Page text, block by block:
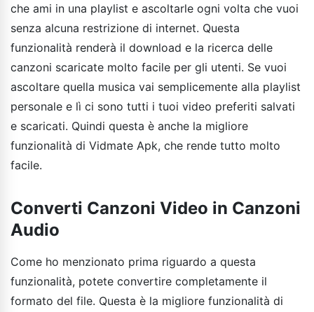
che ami in una playlist e ascoltarle ogni volta che vuoi
senza alcuna restrizione di internet. Questa
funzionalità renderà il download e la ricerca delle
canzoni scaricate molto facile per gli utenti. Se vuoi
ascoltare quella musica vai semplicemente alla playlist
personale e lì ci sono tutti i tuoi video preferiti salvati
e scaricati. Quindi questa è anche la migliore
funzionalità di Vidmate Apk, che rende tutto molto
facile.
Converti Canzoni Video in Canzoni
Audio
Come ho menzionato prima riguardo a questa
funzionalità, potete convertire completamente il
formato del file. Questa è la migliore funzionalità di